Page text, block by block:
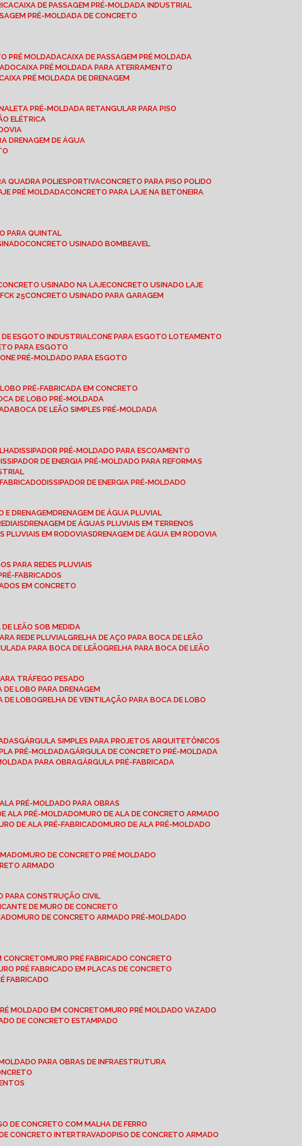
CAIXA DE PASSAGEM PRÉ-MOLDADA INDUSTRIAL
PRÉ-MOLDADA DE CONCRETO
PRÉ MOLDADA
CAIXA DE PASSAGEM PRÉ MOLDADA
CAIXA PRÉ MOLDADA PARA ATERRAMENTO
CAIXA PRÉ MOLDADA DE DRENAGEM
PRÉ-MOLDADA RETANGULAR PARA PISO
ELÉTRICA
DRENAGEM DE ÁGUA
QUADRA POLIESPORTIVA
CONCRETO PARA PISO POLIDO
PRÉ MOLDADA
CONCRETO PARA LAJE NA BETONEIRA
PARA QUINTAL
CONCRETO USINADO BOMBEAVEL
CONCRETO USINADO NA LAJE CONCRETO USINADO LAJE
25 CONCRETO USINADO PARA GARAGEM
DE ESGOTO INDUSTRIAL CONE PARA ESGOTO LOTEAMENTO
PARA ESGOTO
CONE PRÉ-MOLDADO PARA ESGOTO
LOBO PRÉ-FABRICADA EM CONCRETO
DE LOBO PRÉ-MOLDADA
BOCA DE LEÃO SIMPLES PRÉ-MOLDADA
DISSIPADOR PRÉ-MOLDADO PARA ESCOAMENTO
DISSIPADOR DE ENERGIA PRÉ-MOLDADO PARA REFORMAS
FABRICADO DISSIPADOR DE ENERGIA PRÉ-MOLDADO
E DRENAGEM DRENAGEM DE ÁGUA PLUVIAL
DRENAGEM DE ÁGUAS PLUVIAIS EM TERRENOS
PLUVIAIS EM RODOVIAS DRENAGEM DE ÁGUA EM RODOVIA
PARA REDES PLUVIAIS
FABRICADOS
EM CONCRETO
DE LEÃO SOB MEDIDA
REDE PLUVIAL
GRELHA DE AÇO PARA BOCA DE LEÃO
PARA BOCA DE LEÃO
GRELHA PARA BOCA DE LEÃO
TRÁFEGO PESADO
DE LOBO PARA DRENAGEM
DE LOBO
GRELHA DE VENTILAÇÃO PARA BOCA DE LOBO
GÁRGULA SIMPLES PARA PROJETOS ARQUITETÔNICOS
PRÉ-MOLDADA
GÁRGULA DE CONCRETO PRÉ-MOLDADA
PARA OBRA
GÁRGULA PRÉ-FABRICADA
ALA PRÉ-MOLDADO PARA OBRAS
ALA PRÉ-MOLDADO
MURO DE ALA DE CONCRETO ARMADO
DE ALA PRÉ-FABRICADO
MURO DE ALA PRÉ-MOLDADO
MURO DE CONCRETO PRÉ MOLDADO
ARMADO
PARA CONSTRUÇÃO CIVIL
DE MURO DE CONCRETO
MURO DE CONCRETO ARMADO PRÉ-MOLDADO
CONCRETO
MURO PRÉ FABRICADO CONCRETO
PRÉ FABRICADO EM PLACAS DE CONCRETO
FABRICADO
MOLDADO EM CONCRETO
MURO PRÉ MOLDADO VAZADO
DE CONCRETO ESTAMPADO
MOLDADO PARA OBRAS DE INFRAESTRUTURA
DE CONCRETO COM MALHA DE FERRO
DE CONCRETO INTERTRAVADO PISO DE CONCRETO ARMADO